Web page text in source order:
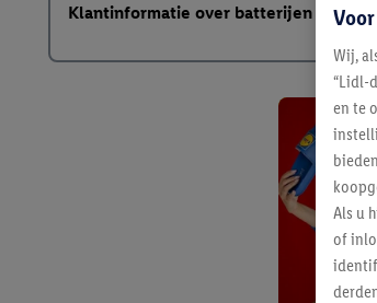
Klantinformatie over batterijen
Wij,
“Lidl-
en te
Als u
of